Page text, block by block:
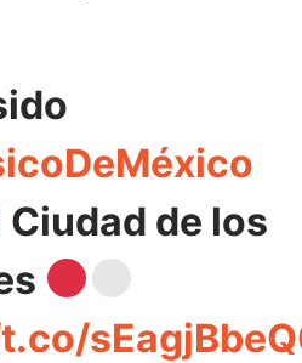
Ciudad de los